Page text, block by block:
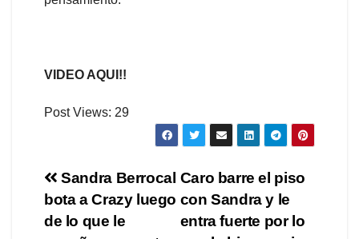
VIDEO AQUI!!
Post Views: 29
Navegación
de
Caro barre el piso
con Sandra y le
entra fuerte por lo
Sandra Berrocal
bota a Crazy luego
de lo que le